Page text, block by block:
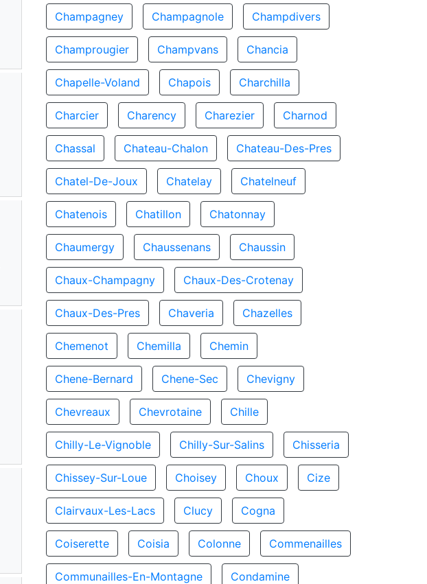
Champagney Champagnole Champdivers
Champrougier Champvans Chancia
Chapelle-Voland Chapois Charchilla
Charcier Charency Charezier Charnod
Chassal Chateau-Chalon Chateau-Des-Pres
Chatel-De-Joux Chatelay Chatelneuf
Chatenois Chatillon Chatonnay
Chaumergy Chaussenans Chaussin
Chaux-Champagny Chaux-Des-Crotenay
Chaux-Des-Pres Chaveria Chazelles
Chemenot Chemilla Chemin
Chene-Bernard Chene-Sec Chevigny
Chevreaux Chevrotaine Chille
Chilly-Le-Vignoble Chilly-Sur-Salins Chisseria
Chissey-Sur-Loue Choisey Choux Cize
Clairvaux-Les-Lacs Clucy Cogna
Coiserette Coisia Colonne Commenailles
Communailles-En-Montagne Condamine